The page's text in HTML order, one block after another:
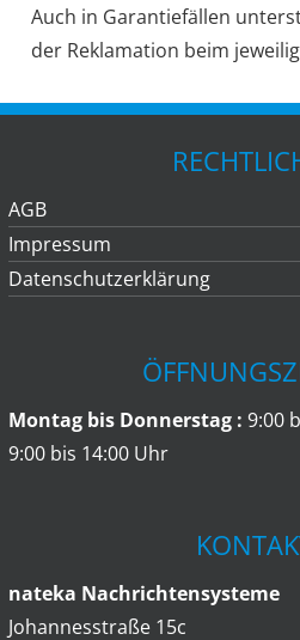
Auch in Garantiefällen
der Reklamation beim
AGB
Impressum
Datenschutzerklärung
Montag bis Donnerstag : 9:00
9:00 bis 14:00 Uhr
nateka Nachrichtensysteme
Johannesstraße 15c